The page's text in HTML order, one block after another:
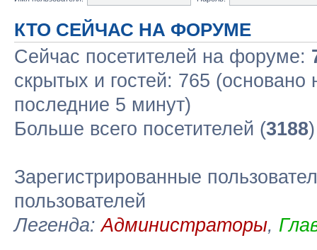
КТО СЕЙЧАС НА ФОРУМЕ
Сейчас посетителей на форуме:
скрытых и гостей: 765 (основано
последние 5 минут)
Больше всего посетителей (3188
Зарегистрированные
пользователей
Легенда:Администраторы,